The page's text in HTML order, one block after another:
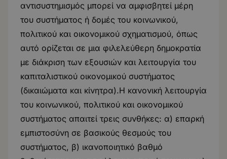
αντισυστημισμός μπορεί να αμφισβητεί μέρη
του συστήματος ή δομές του κοινωνικού,
πολιτικού και οικονομικού σχηματισμού, όπως
αυτό ορίζεται σε μια φιλελεύθερη δημοκρατία
με διάκριση των εξουσιών και λειτουργία του
καπιταλιστικού οικονομικού συστήματος
(δικαιώματα και κίνητρα).Η κανονική λειτουργία
του κοινωνικού, πολιτικού και οικονομικού
συστήματος απαιτεί τρεις συνθήκες: α) επαρκή
εμπιστοσύνη σε βασικούς θεσμούς του
συστήματος, β) ικανοποιητικό βαθμό